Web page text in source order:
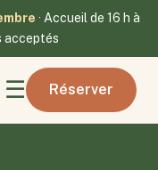
· Accueil de 16 h à
acceptés
☰ Réserver